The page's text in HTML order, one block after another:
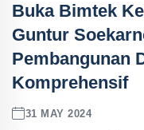
Buka Bimtek
Guntur
Pembangunan
Komprehensif
31 MAY 2024